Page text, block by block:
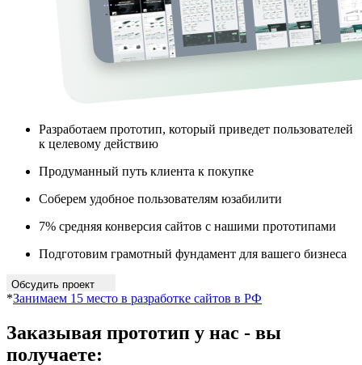
Разработаем прототип, который приведет пользователей
к целевому действию
Продуманный путь клиента к покупке
Соберем удобное пользователям юзабилити
7% средняя конверсия сайтов с нашими прототипами
Подготовим грамотный фундамент для вашего бизнеса
Обсудить проект
*Занимаем 15 место в разработке сайтов в РФ
Заказывая прототип у нас - вы
получаете: